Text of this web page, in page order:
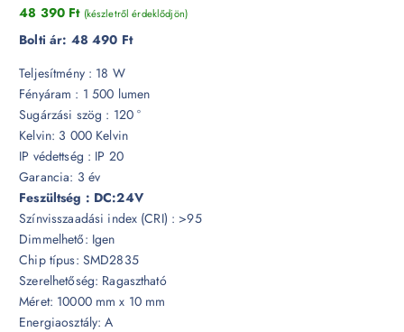
48 390 Ft (készletről érdeklődjön)
Bolti ár: 48 490 Ft
Teljesítmény : 18 W
Fényáram : 1 500 lumen
Sugárzási szög : 120 °
Kelvin: 3 000 Kelvin
IP védettség : IP 20
Garancia: 3 év
Feszültség : DC:24V
Színvisszaadási index (CRI) : >95
Dimmelhető: Igen
Chip típus: SMD2835
Szerelhetőség: Ragasztható
Méret: 10000 mm x 10 mm
Energiaosztály: A